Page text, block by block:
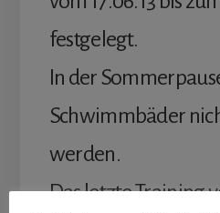
festgelegt.
In der
Schwimmbäder
werden.
Das letzte Training